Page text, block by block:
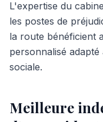
L'expertise du
les postes de
la route bénéficient
personnalisé
sociale.
Meilleure